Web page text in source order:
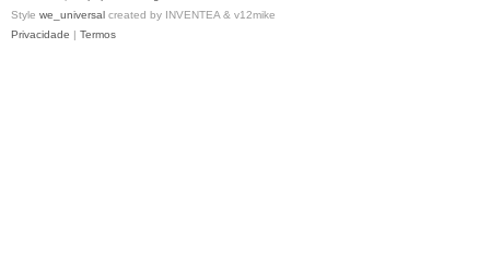
Style we_universal created by INVENTEA & v12mike
Privacidade | Termos